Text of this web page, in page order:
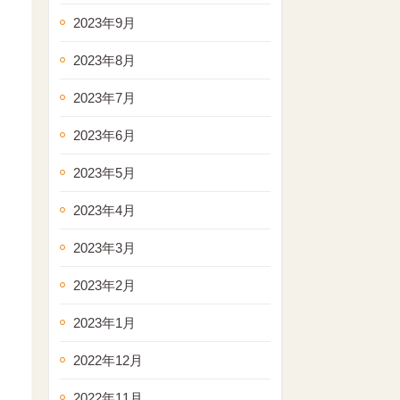
2023年9月
2023年8月
2023年7月
2023年6月
2023年5月
2023年4月
2023年3月
2023年2月
2023年1月
2022年12月